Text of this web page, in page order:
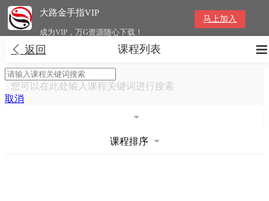
大路金手指VIP
成为VIP，万G资源随心下载！
马上加入
 返回 
课程列表
您可以在此处输入课程关键词进行搜索
取消
课程排序